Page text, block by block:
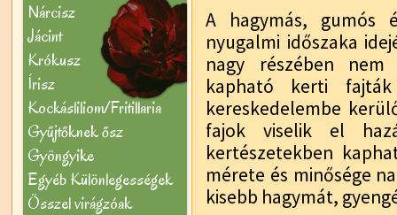
Nárcisz
Jácint
Krókusz
Írisz
Kockásliliom/Fritillaria
Gyűjtőknek ősz
Gyöngyike
Egyéb Különlegességek
Õsszel virágzóak
A hagymás, gumós
nyugalmi időszaka
nagy részében nem
kapható kerti
kereskedelembe
fajok viselik el
kertészetekben
mérete és minősége
kisebb hagymát,